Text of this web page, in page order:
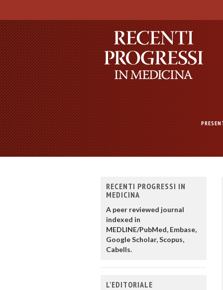
RECENTI PROGRESSI IN
MEDICINA
A peer reviewed journal
indexed in
MEDLINE/PubMed, Embase,
Google Scholar, Scopus,
Cabells.
L'EDITORIALE